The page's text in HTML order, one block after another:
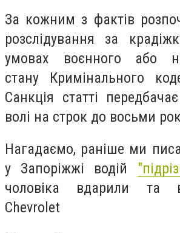
За кожним з фактів
розслідування за к
умовах воєнного або
стану Кримінального
Санкція статті
волі на строк до восьми
Нагадаємо, раніше ми
у Запоріжжі водій
чоловіка вдарили та
Chevrolet